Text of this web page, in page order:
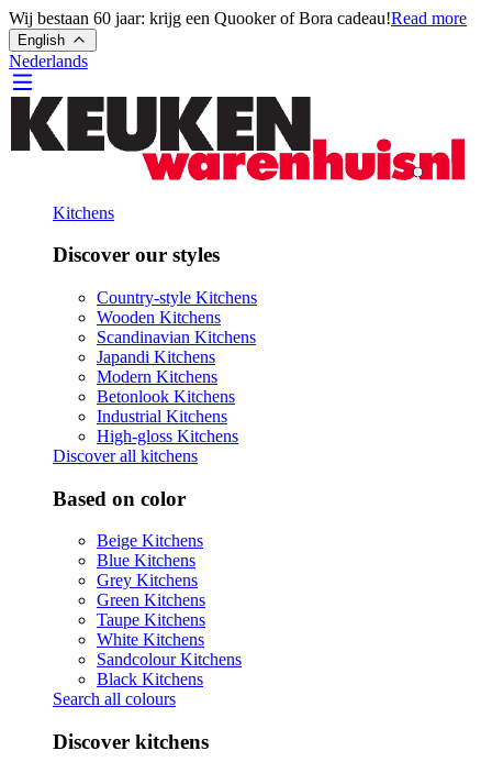
Wij bestaan 60 jaar: krijg een Quooker of Bora cadeau!Read more
English
Nederlands
Kitchens
Discover our styles
Country-style Kitchens
Wooden Kitchens
Scandinavian Kitchens
Japandi Kitchens
Modern Kitchens
Betonlook Kitchens
Industrial Kitchens
High-gloss Kitchens
Discover all kitchens
Based on color
Beige Kitchens
Blue Kitchens
Grey Kitchens
Green Kitchens
Taupe Kitchens
White Kitchens
Sandcolour Kitchens
Black Kitchens
Search all colours
Discover kitchens